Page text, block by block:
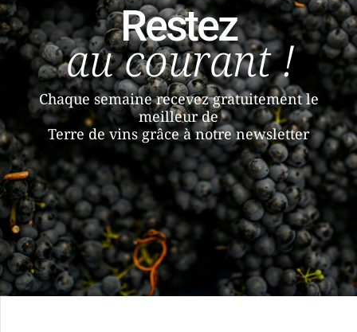
Restez
au courant !
Chaque semaine recevez gratuitement le
meilleur de
Terre de vins grâce à notre newsletter